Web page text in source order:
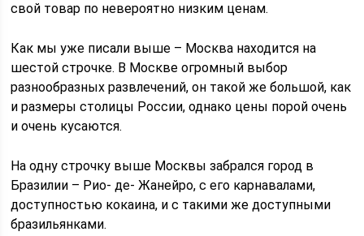
свой товар по невероятно низким ценам.
Как мы уже писали выше – Москва находится на
шестой строчке. В Москве огромный выбор
разнообразных развлечений, он такой же большой, как
и размеры столицы России, однако цены порой очень
и очень кусаются.
На одну строчку выше Москвы забрался город в
Бразилии – Рио- де- Жанейро, с его карнавалами,
доступностью кокаина, и с такими же доступными
бразильянками.